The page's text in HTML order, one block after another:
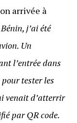
arrivée à
j’ai été
Un
l’entrée dans
tester les
venait d’atterrir
par QR code.